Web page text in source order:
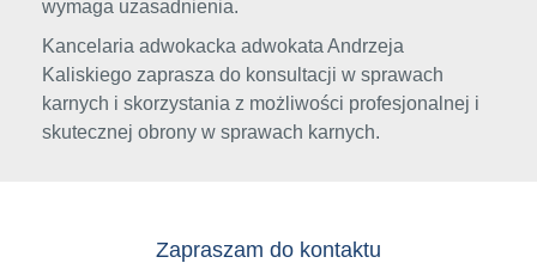
wymaga uzasadnienia.
Kancelaria adwokacka adwokata Andrzeja
Kaliskiego zaprasza do konsultacji w sprawach
karnych i skorzystania z możliwości profesjonalnej i
skutecznej obrony w sprawach karnych.
Zapraszam do kontaktu